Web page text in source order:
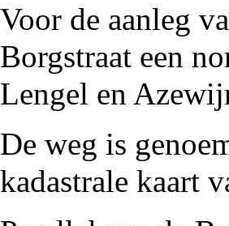
Voor de aanleg
Borgstraat een
Lengel en
De weg is
kadastrale kaart